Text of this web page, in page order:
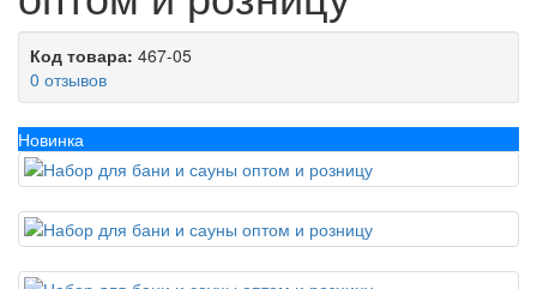
Код товара: 467-05
0 отзывов
Новинка